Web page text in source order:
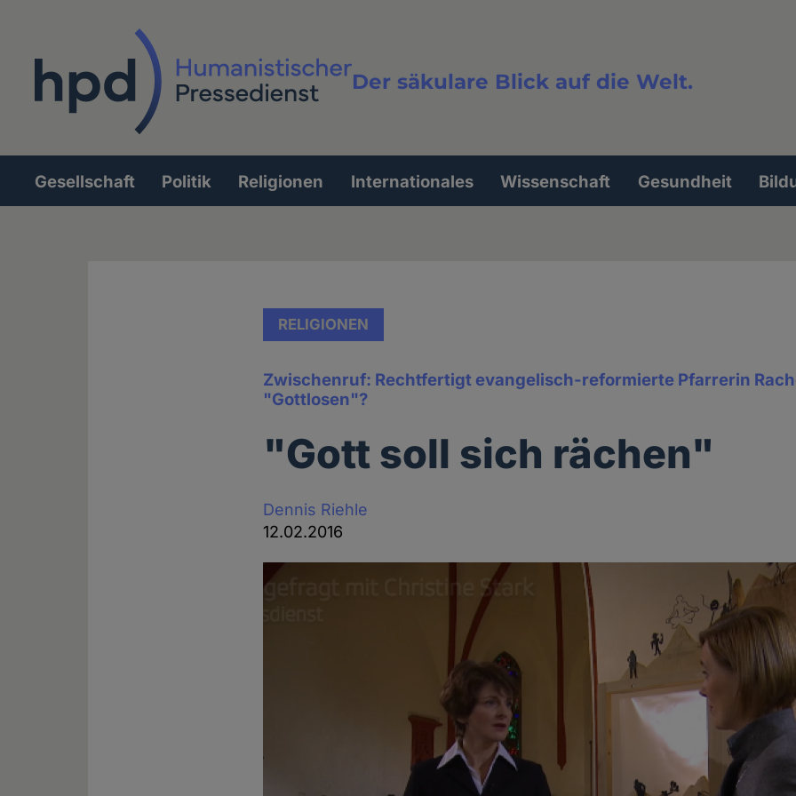
Der säkulare Blick auf die Welt.
Volltextsuche
Hauptnavigation
Gesellschaft Politik Religionen Internationales Wissenschaft Gesundheit
RELIGIONEN
Zwischenruf: Rechtfertigt evangelisch-reformierte Pfarrerin
"Gottlosen"?
"Gott soll sich rächen"
Dennis Riehle
12.02.2016